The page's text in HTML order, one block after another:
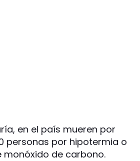
en el país mueren por
personas por hipotermia o
monóxido de carbono.